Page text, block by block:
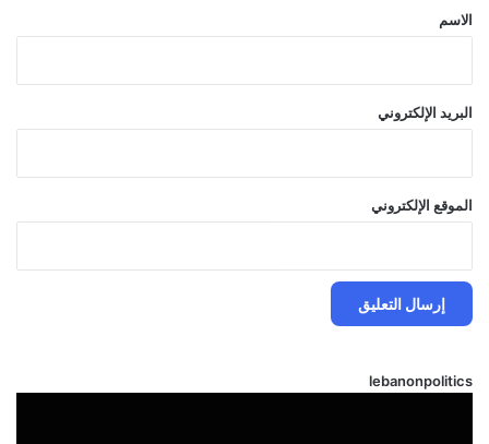
*
الاسم
البريد الإلكتروني
الموقع الإلكتروني
lebanonpolitics